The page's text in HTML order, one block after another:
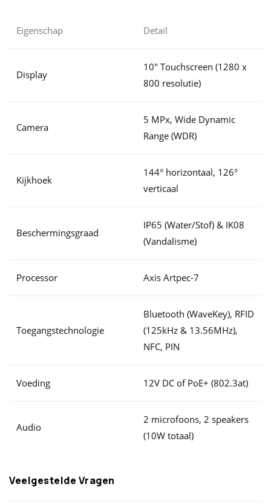
Eigenschap Detail
Display
10" Touchscreen (1280 x
800 resolutie)
Camera
5 MPx, Wide Dynamic
Range (WDR)
Kijkhoek
144° horizontaal, 126°
verticaal
Beschermingsgraad
IP65 (Water/Stof) & IK08
(Vandalisme)
Processor Axis Artpec-7
Toegangstechnologie
Bluetooth (WaveKey), RFID
(125kHz & 13.56MHz),
NFC, PIN
Voeding 12V DC of PoE+ (802.3at)
Audio
2 microfoons, 2 speakers
(10W totaal)
Veelgestelde Vragen